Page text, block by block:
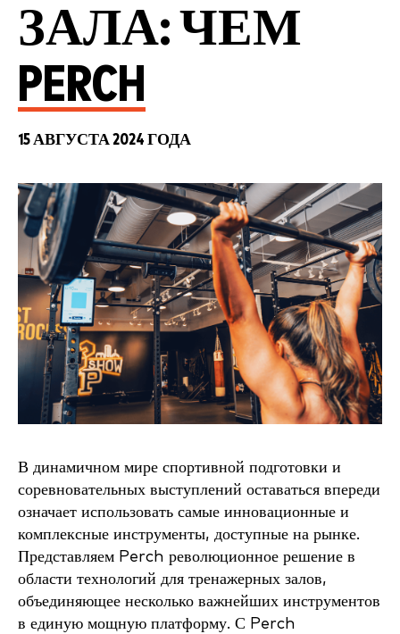
ЗАЛА: ЧЕМ
PERCH
15 АВГУСТА 2024 ГОДА
В динамичном мире спортивной подготовки и
соревновательных выступлений оставаться впереди
означает использовать самые инновационные и
комплексные инструменты, доступные на рынке.
Представляем Perch революционное решение в
области технологий для тренажерных залов,
объединяющее несколько важнейших инструментов
в единую мощную платформу. С Perch